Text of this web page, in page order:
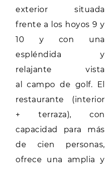
exterior situada
frente a los hoyos 9 y
10 y con una
espléndida y
relajante vista
al campo de golf. El
restaurante (interior
+ terraza), con
capacidad para más
de cien personas,
ofrece una amplia y